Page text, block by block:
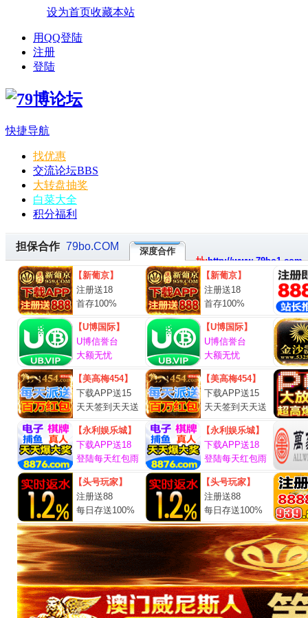
设为首页收藏本站
用QQ登陆
注册
登陆
快捷导航
找优惠
交流论坛BBS
大转盘抽奖
白菜大全
积分福利